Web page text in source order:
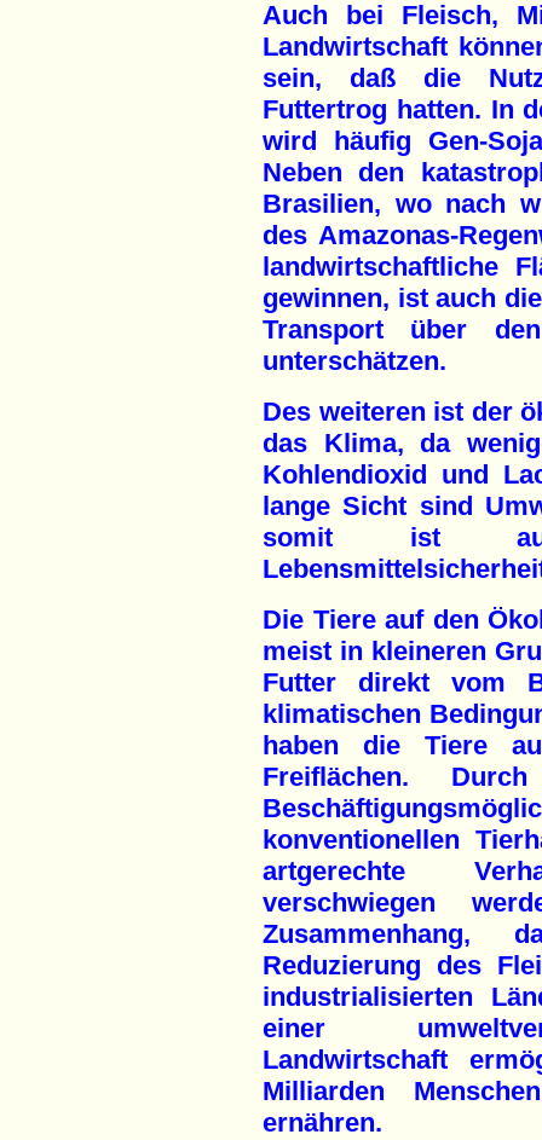
Auch bei Fleisch,
Landwirtschaft
sein, daß die
Futtertrog hatten. In
wird häufig Gen-
Neben den
Brasilien, wo nach
des Amazonas-
landwirtschaftliche
gewinnen, ist auch
Transport über
unterschätzen.
Des weiteren ist der
das Klima, da
Kohlendioxid und
lange Sicht sind
somit ist
Die Tiere auf den
meist in kleineren
Futter direkt vom
klimatischen
haben die Tiere
Freiflächen.
konventionellen
artgerechte
verschwiegen
Reduzierung des
industrialisierten
einer
Landwirtschaft
Milliarden
ernähren.